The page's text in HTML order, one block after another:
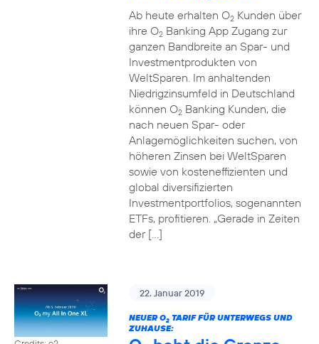
Ab heute erhalten O2Kunden über
ihre O2Banking App Zugang zur
ganzen Bandbreite an Spar- und
Investmentprodukten von
WeltSparen. Im anhaltenden
Niedrigzinsumfeld in Deutschland
können O2Banking Kunden, die
nach neuen Spar- oder
Anlagemöglichkeiten suchen, von
höheren Zinsen bei WeltSparen
sowie von kosteneffizienten und
global diversifizierten
Investmentportfolios, sogenannten
ETFs, profitieren. „Gerade in Zeiten
der […]
22. Januar 2019
NEUER O2TARIF FÜR UNTERWEGS UND
ZUHAUSE: